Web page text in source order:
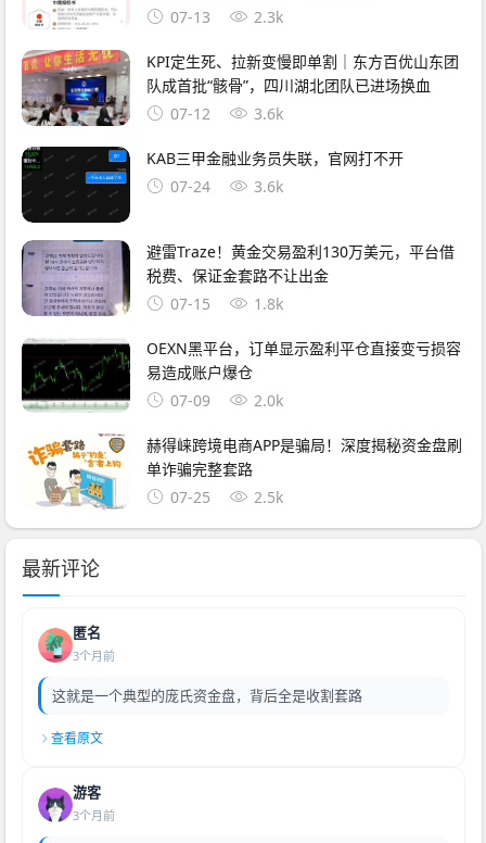
07-13
2.3k
KPI定生死、拉新变慢即单割｜东方百优山东团
队成首批“骸骨”，四川湖北团队已进场换血
07-12
3.6k
KAB三甲金融业务员失联，官网打不开
07-24
3.6k
避雷Traze！黄金交易盈利130万美元，平台借
税费、保证金套路不让出金
07-15
1.8k
OEXN黑平台，订单显示盈利平仓直接变亏损容
易造成账户爆仓
07-09
2.0k
赫得崃跨境电商APP是骗局！深度揭秘资金盘刷
单诈骗完整套路
07-25
2.5k
最新评论
匿名
3个月前
这就是一个典型的庞氏资金盘，背后全是收割套路
查看原文
游客
3个月前